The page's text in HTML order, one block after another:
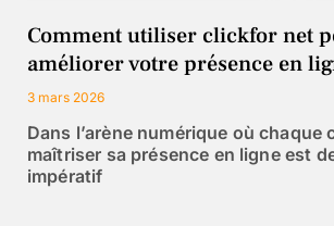
Comment utiliser clickfor net
améliorer votre présence en
3 mars 2026
Dans l’arène numérique où chaque
maîtriser sa présence en ligne est
impératif